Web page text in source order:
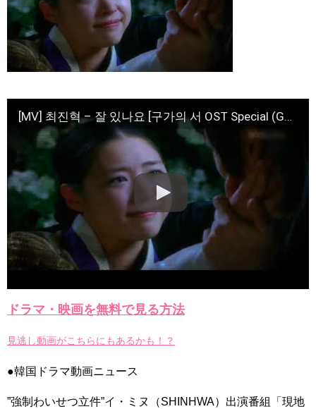
(ENG SUB) Behind The Scene Hyun Bin 현빈❤️ 손예진 Son Ye
Jin-Crash Landing On You/ヒョンビン❤️ソンイェジン / エンジョイ❕
ユン・ギュンサン、番組にも登場した愛猫が急死…イ・ソンギ
ョンら同僚芸能人から慰めの言葉が続々 – Taka News
キム・レウォンの影絵遊び！？「黒騎士～永遠の約束～」メイ
復…痩せたのはソン・ジェリムのせい!? 」 (11/26)
【裏芸能】キムユジョンの熱愛彼氏はあの大物俳優
キム・ユジョン、美しいセルフショットで近況を伝える“会いた
いでしょ？” Big News TV
キム・ユジョン、新ドラマ「まず熱く掃除せよ」に出演確
定…“台本を見た瞬間惹かれた” 20180123
幻の王女チャミョンゴ エンディング
YUCHUN ♥ LOVE 15 「成均館 5話」
[Fan MV]七日の王妃(7일의 왕비)OST – 정기고 (Junggigo) – 그
리고 그려도 (Miss You In My Heart)
俳優カン・ギヨン、突然の熱愛宣言…「キム秘書がなぜそう
か」出演で話題 Big News TV
[MV] 최진혁 – 잘 있나요 [구가의 서 OST Special (Gu Family Book OST Special)]
ドラマ・映画を無料で見る方法
見逃し動画がこちらにもあるかも！？
●韓国ドラマ動画ニュース
”強制わいせつ立件”イ・ミヌ（SHINHWA）出演番組「現地